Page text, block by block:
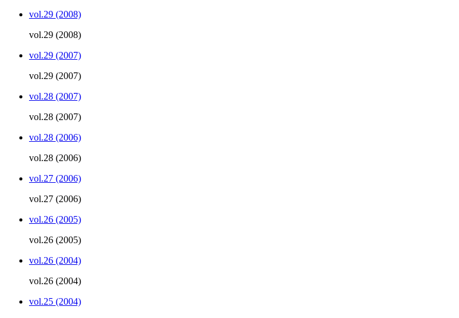
vol.29 (2008)
vol.29 (2008)
vol.29 (2007)
vol.29 (2007)
vol.28 (2007)
vol.28 (2007)
vol.28 (2006)
vol.28 (2006)
vol.27 (2006)
vol.27 (2006)
vol.26 (2005)
vol.26 (2005)
vol.26 (2004)
vol.26 (2004)
vol.25 (2004)